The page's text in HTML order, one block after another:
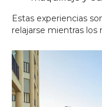
Estas experiencias
relajarse mientras